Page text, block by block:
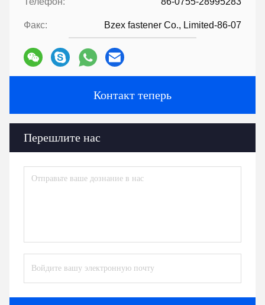
Факс: Bzex fastener Co., Limited-86-07
Контакт теперь
Перешлите нас